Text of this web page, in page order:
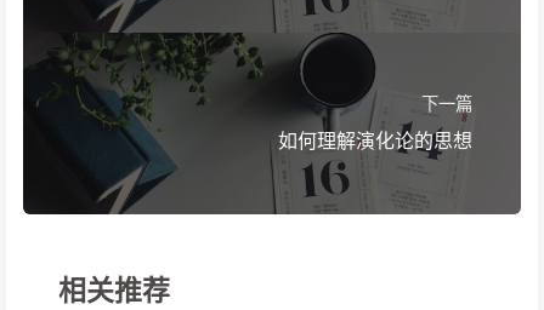
下一篇
如何理解演化论的思想
相关推荐